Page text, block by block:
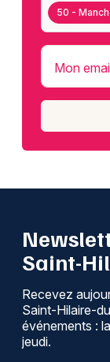
50 -
Mon
Saint-
Recevez
Saint-Hilaire-
événements :
jeudi.